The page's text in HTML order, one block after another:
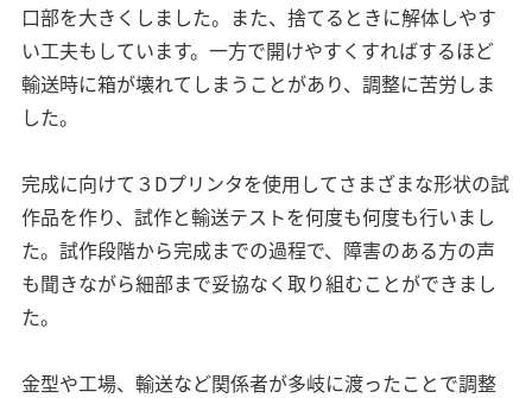
口部を大きくしました。また、捨てるときに解体しやす
い工夫もしています。一方で開けやすくすればするほど
輸送時に箱が壊れてしまうことがあり、調整に苦労しま
した。
完成に向けて３Dプリンタを使用してさまざまな形状の試
作品を作り、試作と輸送テストを何度も何度も行いまし
た。試作段階から完成までの過程で、障害のある方の声
も聞きながら細部まで妥協なく取り組むことができまし
た。
金型や工場、輸送など関係者が多岐に渡ったことで調整